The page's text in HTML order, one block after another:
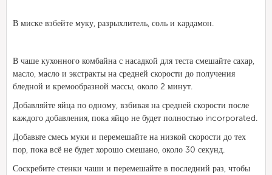
В миске взбейте муку, разрыхлитель, соль и кардамон.
В чаше кухонного комбайна с насадкой для теста смешайте сахар,
масло, масло и экстракты на средней скорости до получения
бледной и кремообразной массы, около 2 минут.
Добавляйте яйца по одному, взбивая на средней скорости после
каждого добавления, пока яйцо не будет полностью incorporated.
Добавьте смесь муки и перемешайте на низкой скорости до тех
пор, пока всё не будет хорошо смешано, около 30 секунд.
Соскребите стенки чаши и перемешайте в последний раз, чтобы